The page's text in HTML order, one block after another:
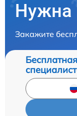
Нужна
Закажите